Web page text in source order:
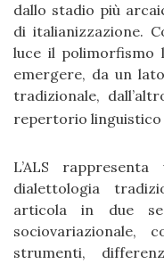
dallo stadio più
di italianizzazione.
luce il polimorfismo
emergere, da un
tradizionale,
repertorio linguistico
L’ALS
dialettologia
articola in due
strumenti,